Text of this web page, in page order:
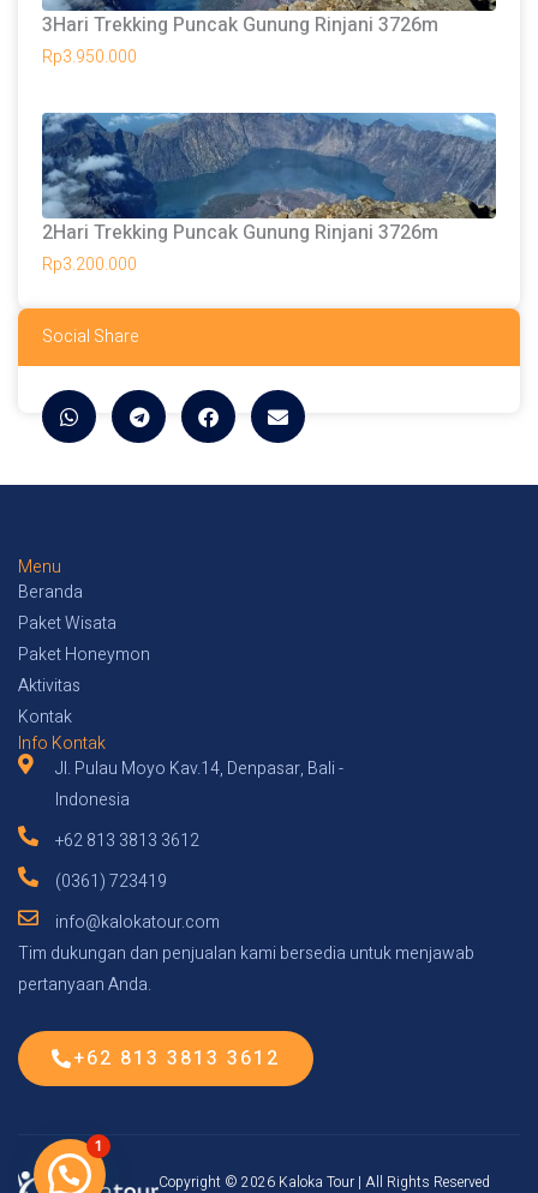
3Hari Trekking Puncak Gunung Rinjani 3726m
Rp3.950.000
2Hari Trekking Puncak Gunung Rinjani 3726m
Rp3.200.000
Social Share
Menu
Beranda
Paket Wisata
Paket Honeymon
Aktivitas
Kontak
Info Kontak
Jl. Pulau Moyo Kav.14, Denpasar, Bali -
Indonesia
+62 813 3813 3612
(0361) 723419
info@kalokatour.com
Tim dukungan dan penjualan kami bersedia untuk menjawab
pertanyaan Anda.
+62 813 3813 3612
Copyright © 2026 Kaloka Tour | All Rights Reserved
1